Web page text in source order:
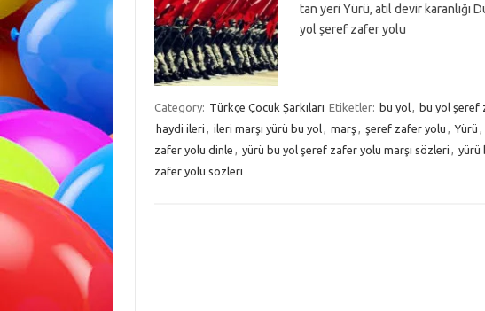
tan yeri Yürü, atıl devir karanlığı
yol şeref zafer yolu
Category: Türkçe Çocuk Şarkıları Etiketler: bu yol, bu yol şeref
haydi ileri , ileri marşı yürü bu yol, marş, şeref zafer yolu , Yürü ,
zafer yolu dinle , yürü bu yol şeref zafer yolu marşı sözleri , yürü
zafer yolu sözleri